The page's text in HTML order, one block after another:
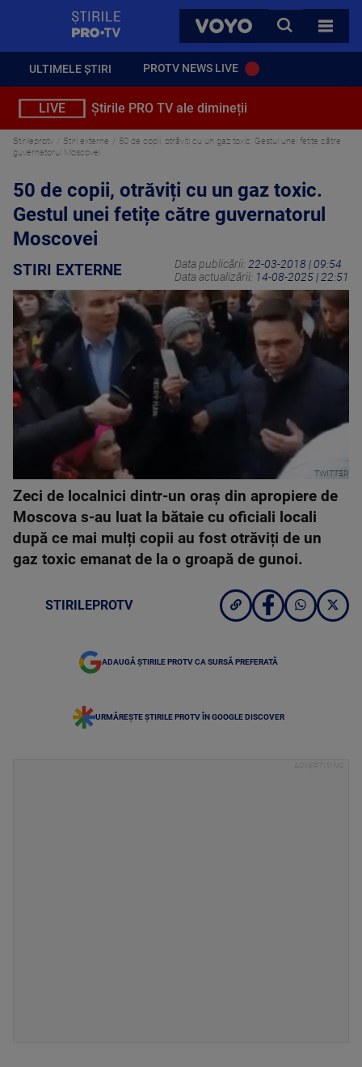
VOYO
CAUTA
TOATE
ULTIMELE ȘTIRI PROTV NEWS LIVE
LIVE Știrile PRO TV ale dimineții
Stirileprotv Stiri externe
50 de copii, otrăviți cu un gaz toxic. Gestul unei fetițe către
guvernatorul Moscovei
50 de copii, otrăviți cu un gaz toxic.
Gestul unei fetițe către guvernatorul
Moscovei
STIRI EXTERNE Data publicării: 22-03-2018 | 09:54
Data actualizării: 14-08-2025 | 22:51
TWITTER
Zeci de localnici dintr-un oraș din apropiere de
Moscova s-au luat la bătaie cu oficiali locali
după ce mai mulți copii au fost otrăviți de un
gaz toxic emanat de la o groapă de gunoi.
STIRILEPROTV
ADAUGĂ ȘTIRILE PROTV CA SURSĂ PREFERATĂ
URMĂREȘTE ȘTIRILE PROTV ÎN GOOGLE DISCOVER